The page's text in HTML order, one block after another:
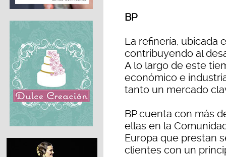
BP
La refinería, ubicada
contribuyendo al
A lo largo de este
económico e
tanto un mercado
BP cuenta con más
ellas en la
Europa que prestan
clientes con un